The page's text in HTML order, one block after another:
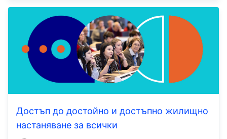
Достъп до достойно и достъпно жилищно
настаняване за всички